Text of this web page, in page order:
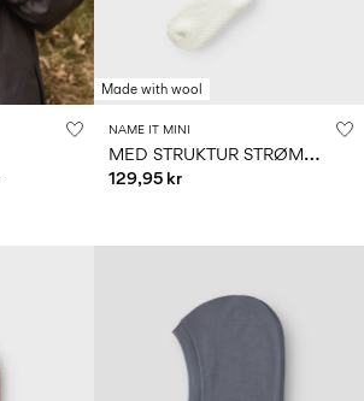
Made with wool
NAME IT MINI
M
ED STRUKTUR STRØMPEBUKSER
129,95 kr